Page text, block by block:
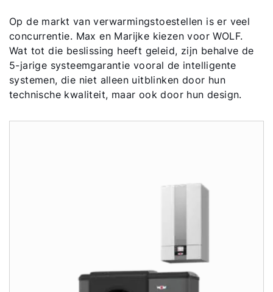
Op de markt van verwarmingstoestellen is er veel
concurrentie. Max en Marijke kiezen voor WOLF.
Wat tot die beslissing heeft geleid, zijn behalve de
5-jarige systeemgarantie vooral de intelligente
systemen, die niet alleen uitblinken door hun
technische kwaliteit, maar ook door hun design.